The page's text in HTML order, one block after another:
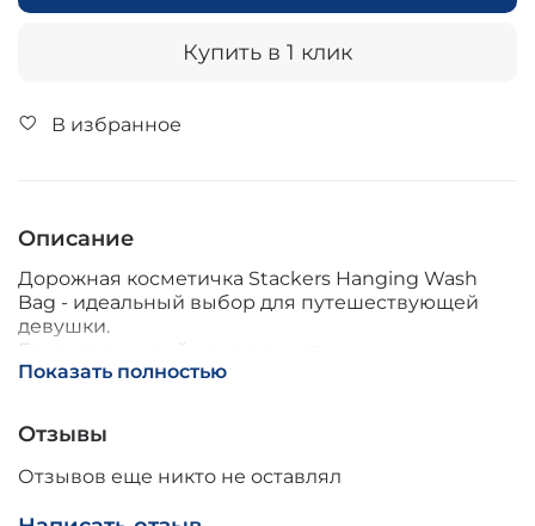
Купить в 1 клик
В избранное
Описание
Дорожная косметичка Stackers Hanging Wash
Bag - идеальный выбор для путешествующей
девушки.
Благодаря своей компактности и
функциональности, эта дорожная косметичка
ваших косметических средств и
принадлежностей во время путешествий.
Внутренние отделения и карманы
предоставляют удобное разделение и
организацию ваших вещей, а крючок позволяет
Показать полностью
Отзывы
Отзывов еще никто не оставлял